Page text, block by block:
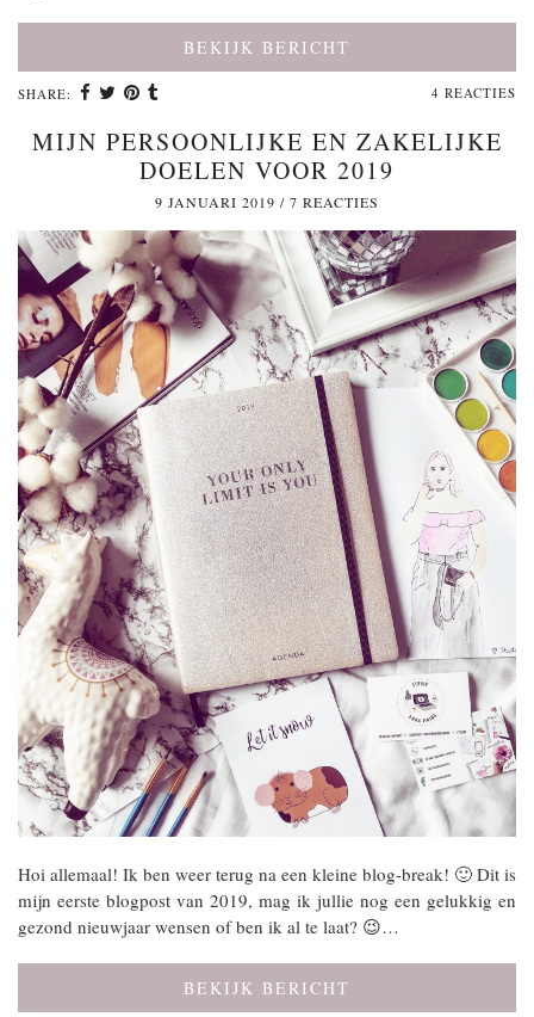
BEKIJK BERICHT
SHARE: 4 REACTIES
MIJN PERSOONLIJKE EN ZAKELIJKE
DOELEN VOOR 2019
9 JANUARI 2019 / 7 REACTIES
Hoi allemaal! Ik ben weer terug na een kleine blog-break! 🙂 Dit is
mijn eerste blogpost van 2019, mag ik jullie nog een gelukkig en
gezond nieuwjaar wensen of ben ik al te laat? 😉…
BEKIJK BERICHT